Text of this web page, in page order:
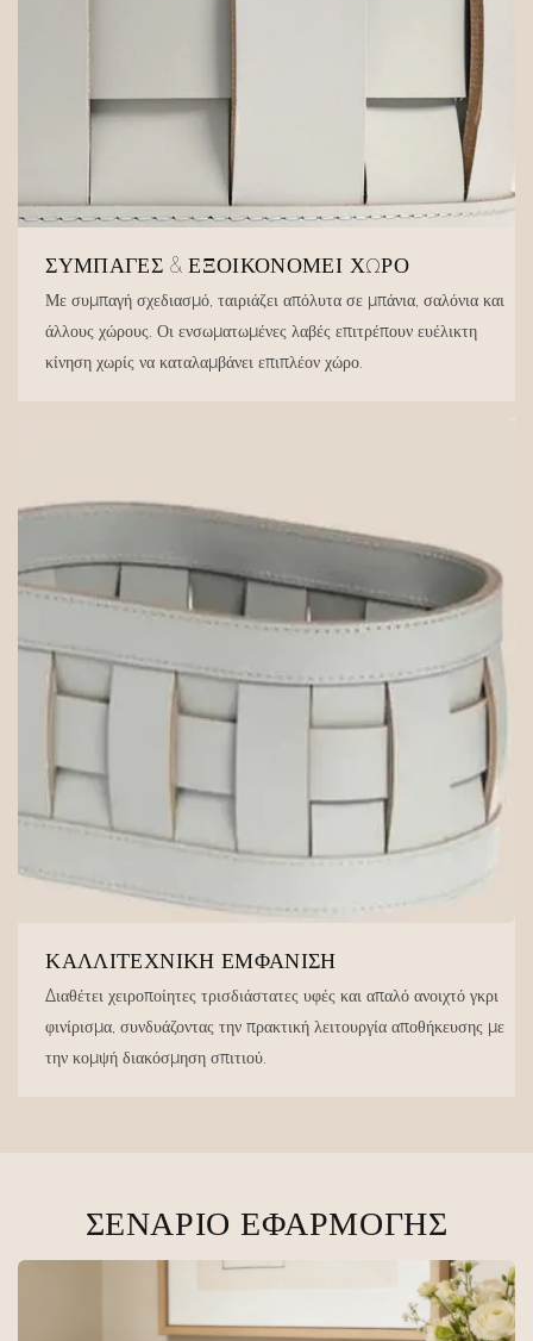
ΣΥΜΠΑΓΈΣ & ΕΞΟΙΚΟΝΟΜΕΊ ΧΏΡΟ
Με συμπαγή σχεδιασμό, ταιριάζει απόλυτα σε μπάνια, σαλόνια και
άλλους χώρους. Οι ενσωματωμένες λαβές επιτρέπουν ευέλικτη
κίνηση χωρίς να καταλαμβάνει επιπλέον χώρο.
ΚΑΛΛΙΤΕΧΝΙΚΉ ΕΜΦΆΝΙΣΗ
Διαθέτει χειροποίητες τρισδιάστατες υφές και απαλό ανοιχτό γκρι
φινίρισμα, συνδυάζοντας την πρακτική λειτουργία αποθήκευσης με
την κομψή διακόσμηση σπιτιού.
ΣΕΝΆΡΙΟ ΕΦΑΡΜΟΓΉΣ